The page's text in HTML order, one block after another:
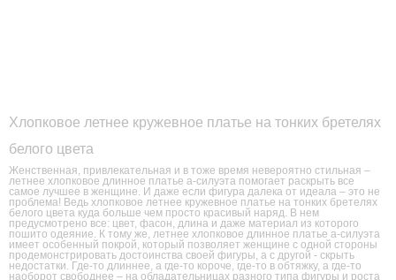
Хлопковое летнее кружевное платье на тонких бретелях
белого цвета
Женственная, привлекательная и в тоже время невероятно стильная –
летнее хлопковое длинное платье а-силуэта помогает раскрыть все
самое лучшее в женщине. И даже если фигура далека от идеала – это не
проблема! Ведь хлопковое летнее кружевное платье на тонких бретелях
белого цвета куда больше чем просто красивый наряд. В нем
предусмотрено все: цвет, фасон, длина и даже материал из которого
пошито одеяние. К тому же, летнее хлопковое длинное платье а-силуэта
имеет особенный покрой, который позволяет женщине с одной стороны
продемонстрировать достоинства своей фигуры, а с другой - скрыть
недостатки. Где-то длиннее, а где-то короче, где-то в обтяжку, а где-то
наоборот свободнее – на обладательницах разного типа фигуры и роста